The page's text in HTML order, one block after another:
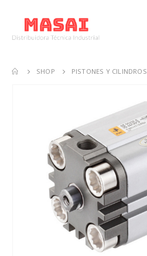
SHOP PISTONES Y CILINDROS